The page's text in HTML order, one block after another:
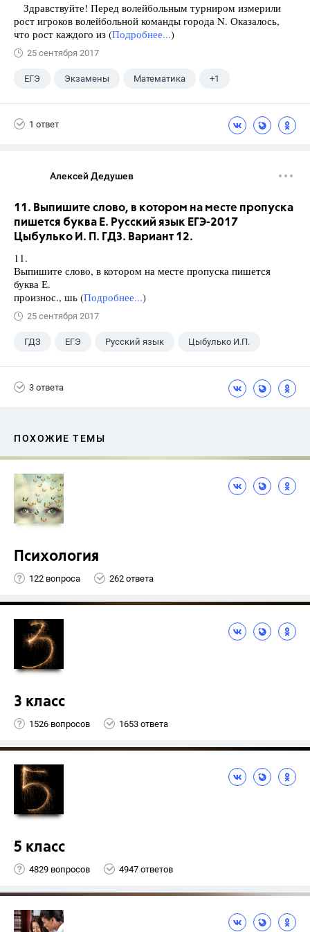
Здравствуйте! Перед волейбольным турниром измерили
рост игроков волейбольной команды города N. Оказалось,
что рост каждого из (Подробнее...)
25 сентября 2017
ЕГЭ Экзамены Математика +1
1 ответ
Алексей Дедушев
11. Выпишите слово, в котором на месте пропуска
пишется буква Е. Русский язык ЕГЭ-2017
Цыбулько И. П. ГДЗ. Вариант 12.
11.
Выпишите слово, в котором на месте пропуска пишется
буква Е.
произнос., шь (Подробнее...)
25 сентября 2017
ГДЗ ЕГЭ Русский язык Цыбулько И.П.
3 ответа
ПОХОЖИЕ ТЕМЫ
Психология
122 вопроса 262 ответа
3 класс
1526 вопросов 1653 ответа
5 класс
4829 вопросов 4947 ответов